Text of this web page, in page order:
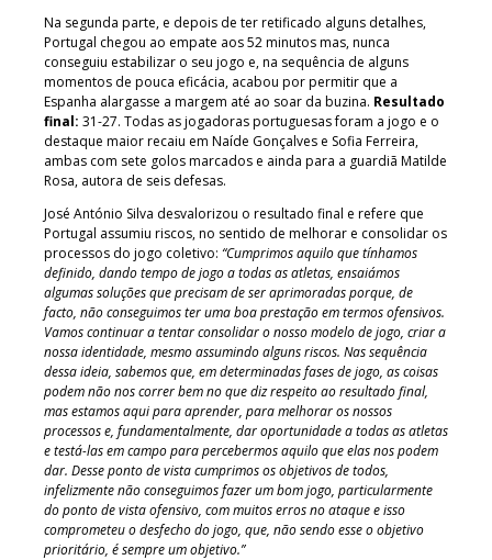
Na segunda parte, e depois de ter retificado alguns detalhes,
Portugal chegou ao empate aos 52 minutos mas, nunca
conseguiu estabilizar o seu jogo e, na sequência de alguns
momentos de pouca eficácia, acabou por permitir que a
Espanha alargasse a margem até ao soar da buzina. Resultado
final: 31-27. Todas as jogadoras portuguesas foram a jogo e o
destaque maior recaiu em Naíde Gonçalves e Sofia Ferreira,
ambas com sete golos marcados e ainda para a guardiã Matilde
Rosa, autora de seis defesas.
José António Silva desvalorizou o resultado final e refere que
Portugal assumiu riscos, no sentido de melhorar e consolidar os
processos do jogo coletivo: “Cumprimos aquilo que tínhamos
definido, dando tempo de jogo a todas as atletas, ensaiámos
algumas soluções que precisam de ser aprimoradas porque, de
facto, não conseguimos ter uma boa prestação em termos ofensivos.
Vamos continuar a tentar consolidar o nosso modelo de jogo, criar a
nossa identidade, mesmo assumindo alguns riscos. Nas sequência
dessa ideia, sabemos que, em determinadas fases de jogo, as coisas
podem não nos correr bem no que diz respeito ao resultado final,
mas estamos aqui para aprender, para melhorar os nossos
processos e, fundamentalmente, dar oportunidade a todas as atletas
e testá-las em campo para percebermos aquilo que elas nos podem
dar. Desse ponto de vista cumprimos os objetivos de todos,
infelizmente não conseguimos fazer um bom jogo, particularmente
do ponto de vista ofensivo, com muitos erros no ataque e isso
comprometeu o desfecho do jogo, que, não sendo esse o objetivo
prioritário, é sempre um objetivo.”